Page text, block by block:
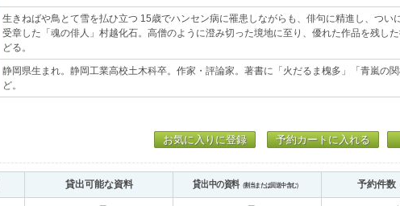
生きねばや鳥とて雪を払ひ立つ 15歳でハンセン病に罹患しながらも、俳句に精進し、つい
受章した「魂の俳人」村越化石。高僧のように澄み切った境地に至り、優れた作品を残し
どる。
静岡県生まれ。静岡工業高校土木科卒。作家・評論家。著書に「火だるま槐多」「青嵐の
ど。
お気に入りに登録 予約カートに入れる
貸出可能な資料 貸出中の資料（割当または回送中含む） 予約件数